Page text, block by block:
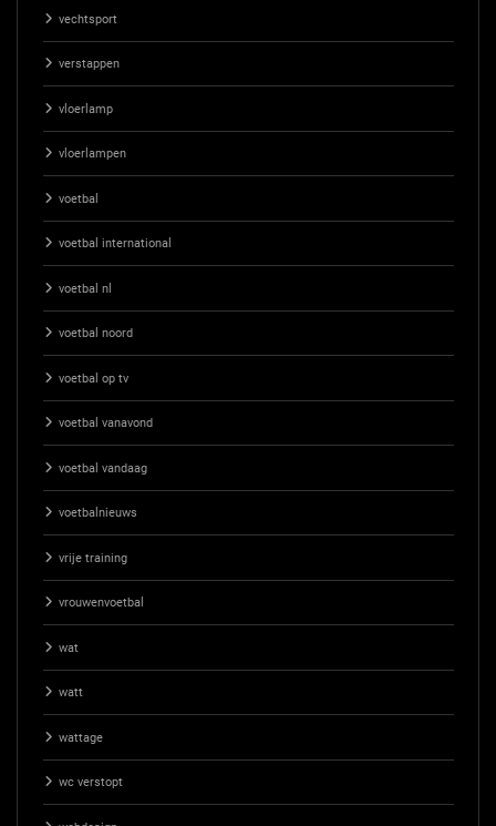
vechtsport
verstappen
vloerlamp
vloerlampen
voetbal
voetbal international
voetbal nl
voetbal noord
voetbal op tv
voetbal vanavond
voetbal vandaag
voetbalnieuws
vrije training
vrouwenvoetbal
wat
watt
wattage
wc verstopt